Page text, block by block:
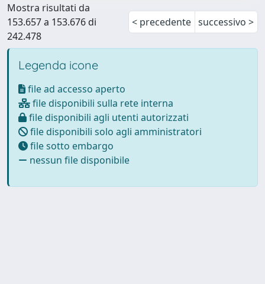
Mostra risultati da
153.657 a 153.676 di
242.478
< precedente successivo >
Legenda icone
file ad accesso aperto
file disponibili sulla rete interna
file disponibili agli utenti autorizzati
file disponibili solo agli amministratori
file sotto embargo
nessun file disponibile